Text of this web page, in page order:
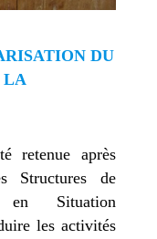
DU
LA
retenue après
Structures de
Situation
les activités